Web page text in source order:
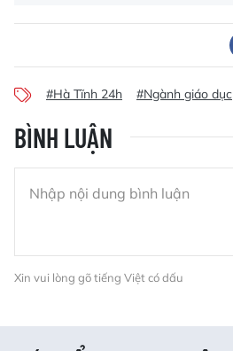
#Hà Tĩnh 24h #Ngành giáo dục
BÌNH LUẬN
Xin vui lòng gõ tiếng Việt có dấu